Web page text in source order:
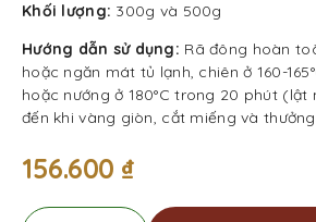
Khối lượng: 300g và 500g
Hướng dẫn sử dụng: Rã đông hoàn
hoặc ngăn mát tủ lạnh, chiên ở 160-
hoặc nướng ở 180°C trong 20 phút (lật
đến khi vàng giòn, cắt miếng và
156.600 ₫